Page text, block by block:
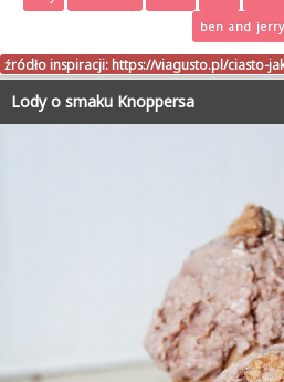
ben and jerry
źródło inspiracji: https://viagusto.pl/ciasto-
Lody o smaku Knoppersa